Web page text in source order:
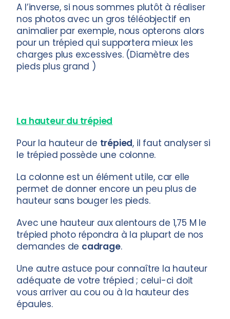
A l’inverse, si nous sommes plutôt à réaliser
nos photos avec un gros téléobjectif en
animalier par exemple, nous opterons alors
pour un trépied qui supportera mieux les
charges plus excessives. (Diamètre des
pieds plus grand )
La hauteur du trépied
Pour la hauteur de trépied, il faut analyser si
le trépied possède une colonne.
La colonne est un élément utile, car elle
permet de donner encore un peu plus de
hauteur sans bouger les pieds.
Avec une hauteur aux alentours de 1,75 M le
trépied photo répondra à la plupart de nos
demandes de cadrage.
Une autre astuce pour connaître la hauteur
adéquate de votre trépied ; celui-ci doit
vous arriver au cou ou à la hauteur des
épaules.